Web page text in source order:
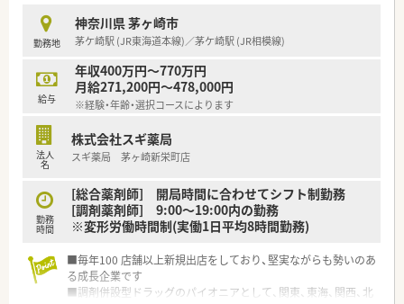
活気のある職場です。
■社長自身が薬剤師のため現場への理解が深く、風通しの良い社
風が魅力です。
【こんな方が活躍中】
■在宅医療に積極的に関わり、専門性を高めたいという意欲のあ
る方が活躍中です。
欲的な方が多いです。
■経営者とともに会社を成長させていきたいという、前向きな方
勤務地
神奈川県 茅ヶ崎市
茅ケ崎駅 (JR東海道本線)／茅ケ崎駅 (JR相模線)
給与
年収400万円～770万円
月給271,200円～478,000円
※経験・年齢・選択コースによります
法人
名
株式会社スギ薬局
スギ薬局 茅ヶ崎新栄町店
勤務
時間
[総合薬剤師] 開局時間に合わせてシフト制勤務
[調剤薬剤師] 9:00～19:00内の勤務
※変形労働時間制(実働1日平均8時間勤務)
■毎年100 店舗以上新規出店をしており、堅実ながらも勢いのあ
る成長企業です
■調剤併設型ドラッグのパイオニアとして、関東、東海、関西、北